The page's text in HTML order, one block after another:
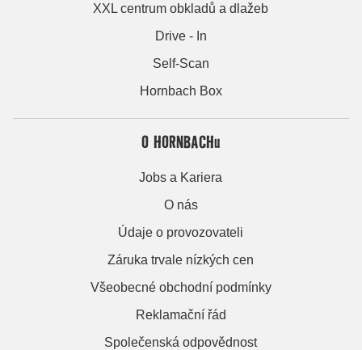
XXL centrum obkladů a dlažeb
Drive - In
Self-Scan
Hornbach Box
O HORNBACHu
Jobs a Kariera
O nás
Údaje o provozovateli
Záruka trvale nízkých cen
Všeobecné obchodní podmínky
Reklamační řád
Společenská odpovědnost